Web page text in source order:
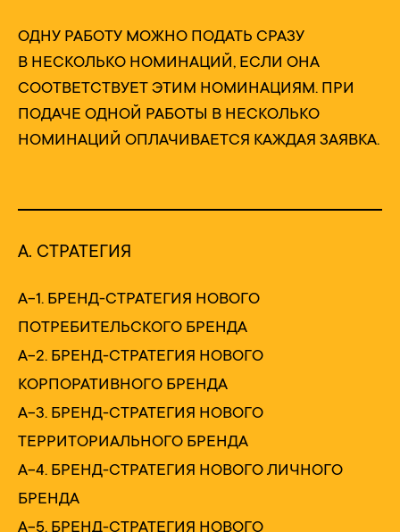
ОДНУ РАБОТУ МОЖНО ПОДАТЬ СРАЗУ
В НЕСКОЛЬКО НОМИНАЦИЙ, ЕСЛИ ОНА
СООТВЕТСТВУЕТ ЭТИМ НОМИНАЦИЯМ. ПРИ
ПОДАЧЕ ОДНОЙ РАБОТЫ В НЕСКОЛЬКО
НОМИНАЦИЙ ОПЛАЧИВАЕТСЯ КАЖДАЯ ЗАЯВКА.
А. СТРАТЕГИЯ
А-1. БРЕНД-СТРАТЕГИЯ НОВОГО
ПОТРЕБИТЕЛЬСКОГО БРЕНДА
А-2. БРЕНД-СТРАТЕГИЯ НОВОГО
КОРПОРАТИВНОГО БРЕНДА
А-3. БРЕНД-СТРАТЕГИЯ НОВОГО
ТЕРРИТОРИАЛЬНОГО БРЕНДА
А-4. БРЕНД-СТРАТЕГИЯ НОВОГО ЛИЧНОГО
БРЕНДА
А-5. БРЕНД-СТРАТЕГИЯ НОВОГО